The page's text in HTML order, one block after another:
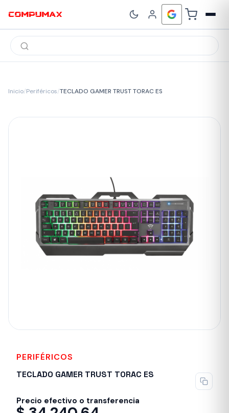
Búsqueda
de
productos
Inicio/Periféricos/TECLADO GAMER TRUST TORAC ES
PERIFÉRICOS
TECLADO GAMER TRUST TORAC ES
Precio efectivo o transferencia